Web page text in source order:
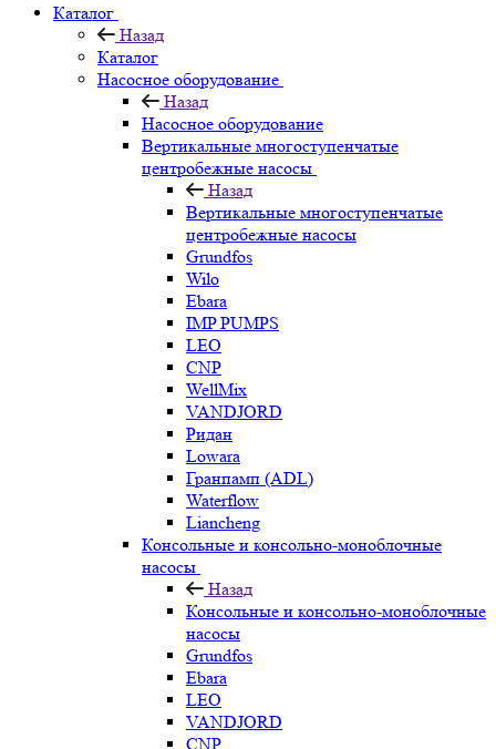
Каталог
Назад
Каталог
Насосное оборудование
Назад
Насосное оборудование
Вертикальные многоступенчатые
центробежные насосы
Назад
Вертикальные многоступенчатые
центробежные насосы
Grundfos
Wilo
Ebara
IMP PUMPS
LEO
CNP
WellMix
VANDJORD
Ридан
Lowara
Гранпамп (ADL)
Waterflow
Liancheng
Консольные и консольно-моноблочные
насосы
Назад
Консольные и консольно-моноблочные
насосы
Grundfos
Ebara
LEO
VANDJORD
CNP